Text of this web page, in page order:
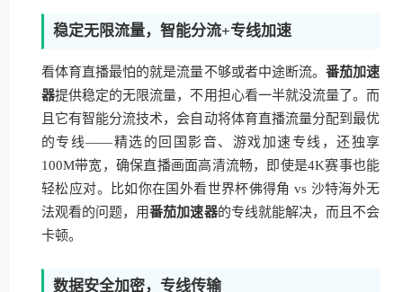
稳定无限流量，智能分流+专线加速
看体育直播最怕的就是流量不够或者中途断流。 番茄加速
器提供稳定的无限流量，不用担心看一半就没流量了。而
且它有智能分流技术，会自动将体育直播流量分配到最优
的专线——精选的回国影音、游戏加速专线，还独享
100M带宽，确保直播画面高清流畅，即使是4K赛事也能
轻松应对。比如你在国外看世界杯佛得角 vs 沙特海外无
法观看的问题，用番茄加速器的专线就能解决，而且不会
卡顿。
数据安全加密，专线传输